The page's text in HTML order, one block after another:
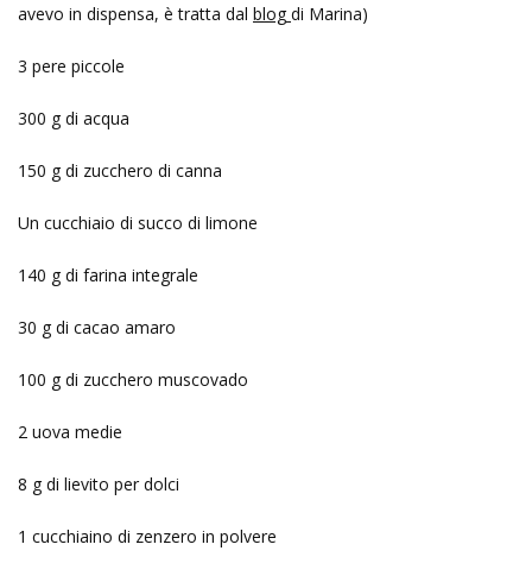
avevo in dispensa, è tratta dal blog di Marina)
3 pere piccole
300 g di acqua
150 g di zucchero di canna
Un cucchiaio di succo di limone
140 g di farina integrale
30 g di cacao amaro
100 g di zucchero muscovado
2 uova medie
8 g di lievito per dolci
1 cucchiaino di zenzero in polvere